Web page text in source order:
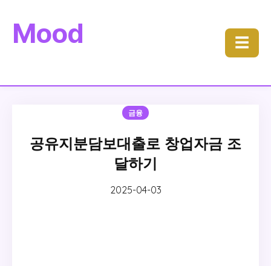
Mood ☰
금융
공유지분담보대출로 창업자금 조
달하기
2025-04-03